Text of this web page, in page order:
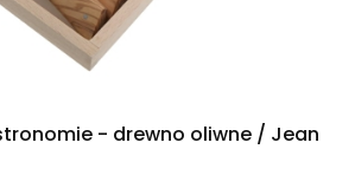
- drewno oliwne / Jean